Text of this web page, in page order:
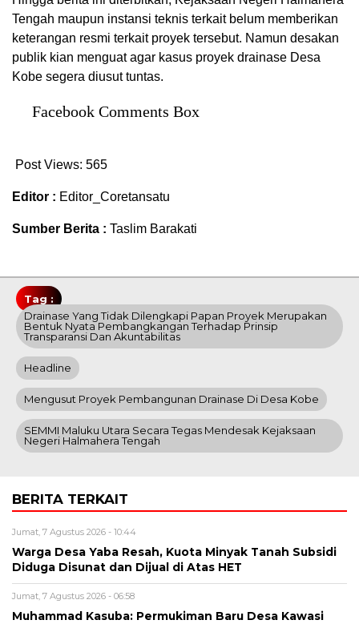
Tengah maupun instansi teknis terkait belum memberikan
keterangan resmi terkait proyek tersebut. Namun desakan
publik kian menguat agar kasus proyek drainase Desa
Kobe segera diusut tuntas.
Facebook Comments Box
Post Views: 565
Editor : Editor_Coretansatu
Sumber Berita : Taslim Barakati
Tag :
Drainase Yang Tidak Dilengkapi Papan Proyek Merupakan
Bentuk Nyata Pembangkangan Terhadap Prinsip
Transparansi Dan Akuntabilitas
Headline
Mengusut Proyek Pembangunan Drainase Di Desa Kobe
SEMMI Maluku Utara Secara Tegas Mendesak Kejaksaan
Negeri Halmahera Tengah
BERITA TERKAIT
Jumat, 7 Agustus 2026 - 10:44
Warga Desa Yaba Resah, Kuota Minyak Tanah Subsidi
Diduga Disunat dan Dijual di Atas HET
Jumat, 7 Agustus 2026 - 06:58
Muhammad Kasuba: Permukiman Baru Desa Kawasi